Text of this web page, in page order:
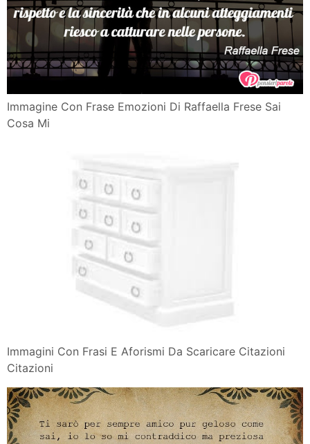
Immagine Con Frase Emozioni Di Raffaella Frese Sai
Cosa Mi
Immagini Con Frasi E Aforismi Da Scaricare Citazioni
Citazioni